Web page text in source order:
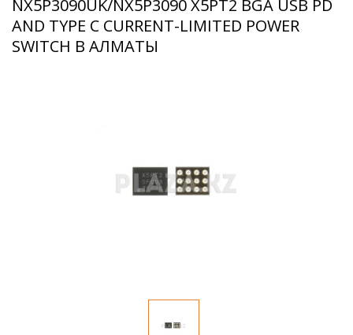
NX5P3090UK/NX5P3090 X5PT2 BGA USB PD
AND TYPE C CURRENT-LIMITED POWER
SWITCH В АЛМАТЫ